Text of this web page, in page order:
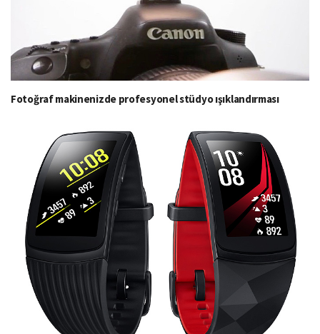
Fotoğraf makinenizde profesyonel stüdyo ışıklandırması